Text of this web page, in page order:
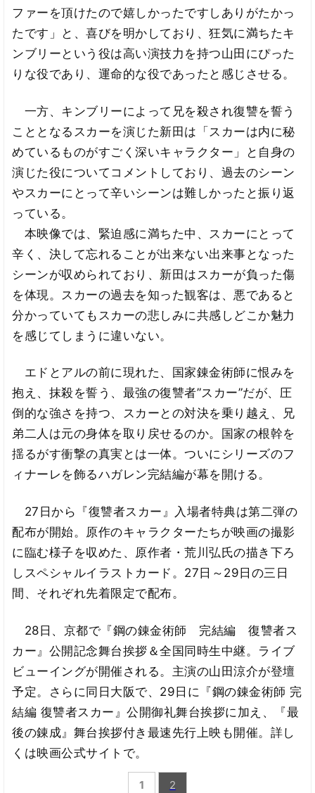
ファーを頂けたので嬉しかったですしありがたかっ
たです」と、喜びを明かしており、狂気に満ちたキ
ンブリーという役は高い演技力を持つ山田にぴった
りな役であり、運命的な役であったと感じさせる。
一方、キンブリーによって兄を殺され復讐を誓う
こととなるスカーを演じた新田は「スカーは内に秘
めているものがすごく深いキャラクター」と自身の
演じた役についてコメントしており、過去のシーン
やスカーにとって辛いシーンは難しかったと振り返
っている。
本映像では、緊迫感に満ちた中、スカーにとって
辛く、決して忘れることが出来ない出来事となった
シーンが収められており、新田はスカーが負った傷
を体現。スカーの過去を知った観客は、悪であると
分かっていてもスカーの悲しみに共感しどこか魅力
を感じてしまうに違いない。
エドとアルの前に現れた、国家錬金術師に恨みを
抱え、抹殺を誓う、最強の復讐者”スカー”だが、圧
倒的な強さを持つ、スカーとの対決を乗り越え、兄
弟二人は元の身体を取り戻せるのか。国家の根幹を
揺るがす衝撃の真実とは一体。ついにシリーズのフ
ィナーレを飾るハガレン完結編が幕を開ける。
27日から『復讐者スカー』入場者特典は第二弾の
配布が開始。原作のキャラクターたちが映画の撮影
に臨む様子を収めた、原作者・荒川弘氏の描き下ろ
しスペシャルイラストカード。27日～29日の三日
間、それぞれ先着限定で配布。
28日、京都で『鋼の錬金術師 完結編 復讐者ス
カー』公開記念舞台挨拶＆全国同時生中継。ライブ
ビューイングが開催される。主演の山田涼介が登壇
予定。さらに同日大阪で、29日に『鋼の錬金術師 完
結編 復讐者スカー』公開御礼舞台挨拶に加え、『最
後の錬成』舞台挨拶付き最速先行上映も開催。詳し
くは映画公式サイトで。
1 2